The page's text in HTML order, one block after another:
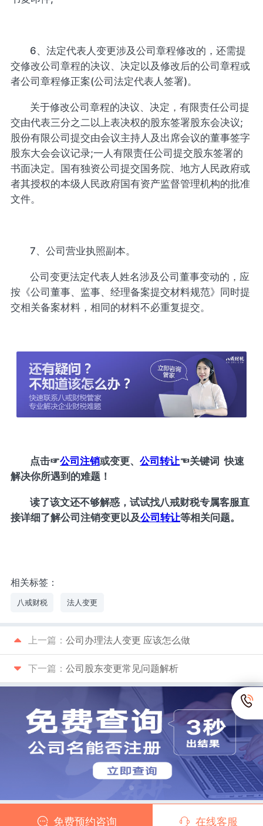
6、法定代表人变更涉及公司章程修改的，还需提
交修改公司章程的决议、决定以及修改后的公司章程或
者公司章程修正案(公司法定代表人签署)。
关于修改公司章程的决议、决定，有限责任公司提
交由代表三分之二以上表决权的股东签署股东会决议;
股份有限公司提交由会议主持人及出席会议的董事签字
股东大会会议记录;一人有限责任公司提交股东签署的
书面决定。国有独资公司提交国务院、地方人民政府或
者其授权的本级人民政府国有资产监督管理机构的批准
文件。
7、公司营业执照副本。
公司变更法定代表人姓名涉及公司董事变动的，应
按《公司董事、监事、经理备案提交材料规范》同时提
交相关备案材料，相同的材料不必重复提交。
点击☞公司注销或变更、公司转让☜关键词 快速
解决你所遇到的难题！
读了该文还不够解惑，试试找八戒财税专属客服直
接详细了解公司注销变更以及公司转让等相关问题。
相关标签：
八戒财税 法人变更
上一篇： 公司办理法人变更 应该怎么做
下一篇： 公司股东变更常见问题解析
Copyright © 2026八戒财税 版权所有 渝ICP备10202274号-4
免费预约咨询 在线客服